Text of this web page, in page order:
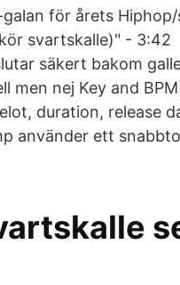
för årets
svartskalle)" -
säkert bakom
men nej Key and
duration, release
använder ett